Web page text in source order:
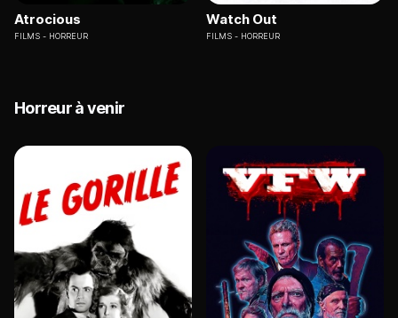
Atrocious
FILMS HORREUR
Watch Out
FILMS HORREUR
Horreur à venir